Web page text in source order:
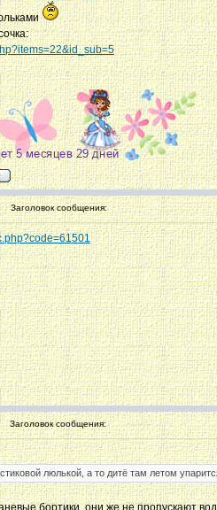
Заголовок сообщения:
Заголовок сообщения:
люлькой, а то дитё там летом
бортики, они же не пропускают